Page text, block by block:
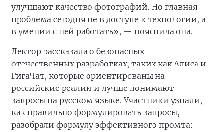
улучшают качество фотографий. Но главная
проблема сегодня не в доступе к технологии, а
в умении с ней работать», — пояснила она.
Лектор рассказала о безопасных
отечественных разработках, таких как Алиса и
ГигаЧат, которые ориентированы на
российские реалии и лучше понимают
запросы на русском языке. Участники узнали,
как правильно формулировать запросы,
разобрали формулу эффективного промта: